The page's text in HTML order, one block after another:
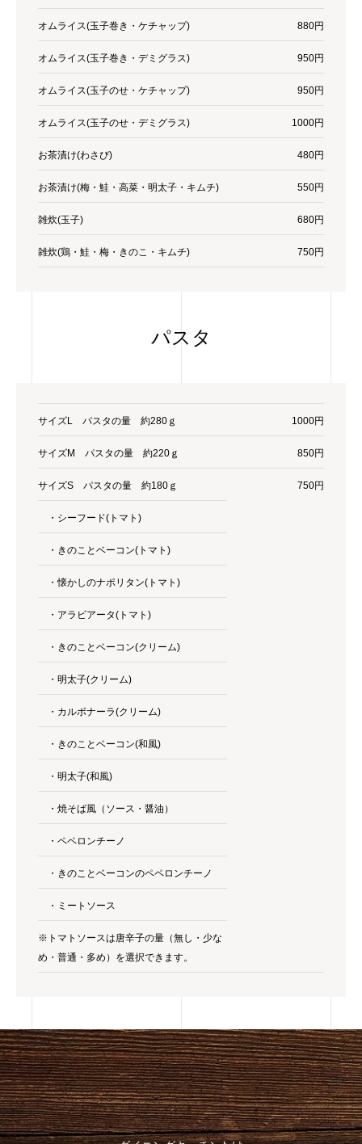
オムライス(玉子巻き・ケチャップ) 880円
オムライス(玉子巻き・デミグラス) 950円
オムライス(玉子のせ・ケチャップ) 950円
オムライス(玉子のせ・デミグラス) 1000円
お茶漬け(わさび) 480円
お茶漬け(梅・鮭・高菜・明太子・キムチ) 550円
雑炊(玉子) 680円
雑炊(鶏・鮭・梅・きのこ・キムチ) 750円
パスタ
サイズL パスタの量 約280ｇ 1000円
サイズM パスタの量 約220ｇ 850円
サイズS パスタの量 約180ｇ 750円
・シーフード(トマト)
・きのことベーコン(トマト)
・懐かしのナポリタン(トマト)
・アラビアータ(トマト)
・きのことベーコン(クリーム)
・明太子(クリーム)
・カルボナーラ(クリーム)
・きのことベーコン(和風)
・明太子(和風)
・焼そば風（ソース・醤油）
・ペペロンチーノ
・きのことベーコンのペペロンチーノ
・ミートソース
※トマトソースは唐辛子の量（無し・少な
め・普通・多め）を選択できます。